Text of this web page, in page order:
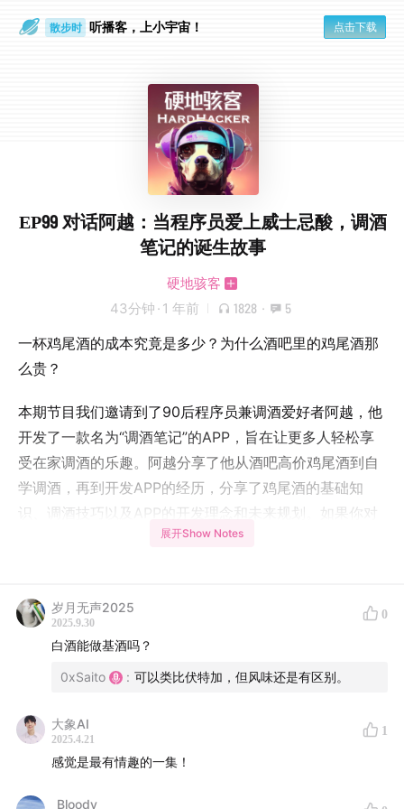
散步时 听播客，上小宇宙！ 点击下载
EP99 对话阿越：当程序员爱上威士忌酸，调酒
笔记的诞生故事
硬地骇客
43分钟 · 1 年前 1828 · 5
一杯鸡尾酒的成本究竟是多少？为什么酒吧里的鸡尾酒那
么贵？
本期节目我们邀请到了90后程序员兼调酒爱好者阿越，他
开发了一款名为“调酒笔记”的APP，旨在让更多人轻松享
受在家调酒的乐趣。阿越分享了他从酒吧高价鸡尾酒到自
学调酒，再到开发APP的经历，分享了鸡尾酒的基础知
识、调酒技巧以及APP的开发理念和未来规划。如果你对
调酒或独立开发感兴趣，不要错过这期访谈！
期节目。
嘉宾介绍
小红书搜 “调酒笔记”
调酒笔记官网：cocktailnotes.cn
展开Show Notes
岁月无声2025
2025.9.30
0
白酒能做基酒吗？
0xSaito : 可以类比伏特加，但风味还是有区别。
大象AI
2025.4.21
1
感觉是最有情趣的一集！
_Bloody